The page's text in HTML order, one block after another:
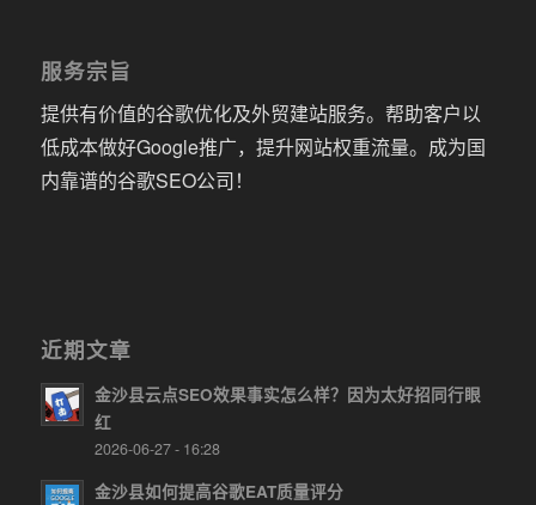
服务宗旨
提供有价值的谷歌优化及外贸建站服务。帮助客户以
低成本做好Google推广，提升网站权重流量。成为国
内靠谱的谷歌SEO公司！
近期文章
金沙县云点SEO效果事实怎么样？因为太好招同行眼
红
2026-06-27 - 16:28
金沙县如何提高谷歌EAT质量评分